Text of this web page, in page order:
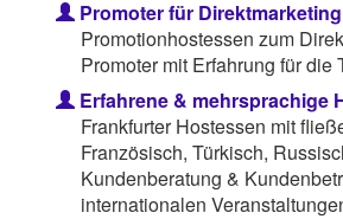
Promoter für Direktmarketing
Promotionhostessen zum
Promoter mit Erfahrung für die
Erfahrene & mehrsprachige
Frankfurter Hostessen mit
Französisch, Türkisch,
Kundenberatung &
internationalen